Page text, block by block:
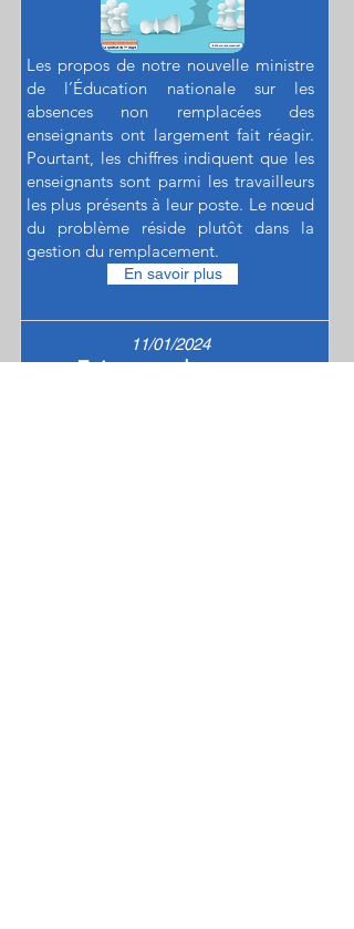
Les propos de notre nouvelle ministre
de l’Éducation nationale sur les
absences non remplacées des
enseignants ont largement fait réagir.
Pourtant, les chiffres indiquent que les
enseignants sont parmi les travailleurs
les plus présents à leur poste. Le nœud
du problème réside plutôt dans la
gestion du remplacement.
En savoir plus
11/01/2024
Exigence : les vases